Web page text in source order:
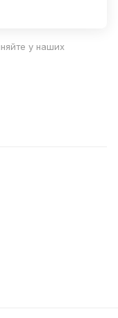
у наших